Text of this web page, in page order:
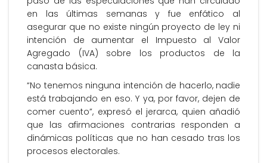
en las últimas semanas y fue enfático al
asegurar que no existe ningún proyecto de ley ni
intención de aumentar el Impuesto al Valor
Agregado (IVA) sobre los productos de la
canasta básica.
“No tenemos ninguna intención de hacerlo, nadie
está trabajando en eso. Y ya, por favor, dejen de
comer cuento”, expresó el jerarca, quien añadió
que las afirmaciones contrarias responden a
dinámicas políticas que no han cesado tras los
procesos electorales.